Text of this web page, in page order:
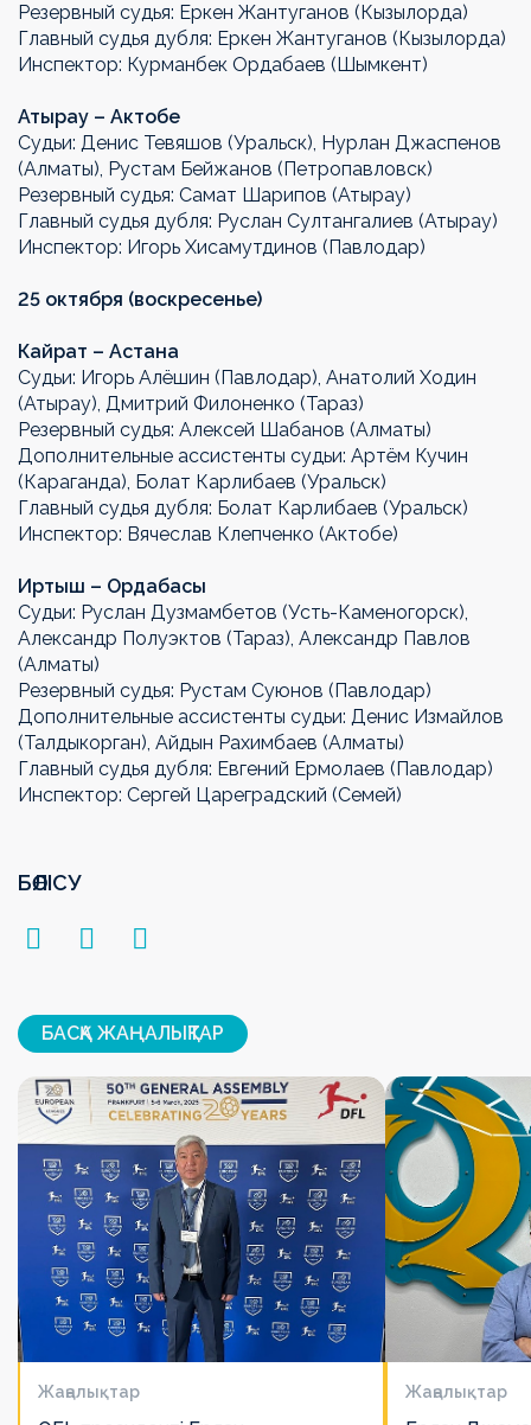
Резервный судья: Еркен Жантуганов (Кызылорда)
Главный судья дубля: Еркен Жантуганов (Кызылорда)
Инспектор: Курманбек Ордабаев (Шымкент)
Атырау – Актобе
Судьи: Денис Тевяшов (Уральск), Нурлан Джаспенов
(Алматы), Рустам Бейжанов (Петропавловск)
Резервный судья: Самат Шарипов (Атырау)
Главный судья дубля: Руслан Султангалиев (Атырау)
Инспектор: Игорь Хисамутдинов (Павлодар)
25 октября (воскресенье)
Кайрат – Астана
Судьи: Игорь Алёшин (Павлодар), Анатолий Ходин
(Атырау), Дмитрий Филоненко (Тараз)
Резервный судья: Алексей Шабанов (Алматы)
Дополнительные ассистенты судьи: Артём Кучин
(Караганда), Болат Карлибаев (Уральск)
Главный судья дубля: Болат Карлибаев (Уральск)
Инспектор: Вячеслав Клепченко (Актобе)
Иртыш – Ордабасы
Судьи: Руслан Дузмамбетов (Усть-Каменогорск),
Александр Полуэктов (Тараз), Александр Павлов
(Алматы)
Резервный судья: Рустам Суюнов (Павлодар)
Дополнительные ассистенты судьи: Денис Измайлов
(Талдыкорган), Айдын Рахимбаев (Алматы)
Главный судья дубля: Евгений Ермолаев (Павлодар)
Инспектор: Сергей Цареградский (Семей)
БӨЛІСУ
БАСҚА ЖАҢАЛЫҚТАР
Жаңалықтар Жаңалықтар